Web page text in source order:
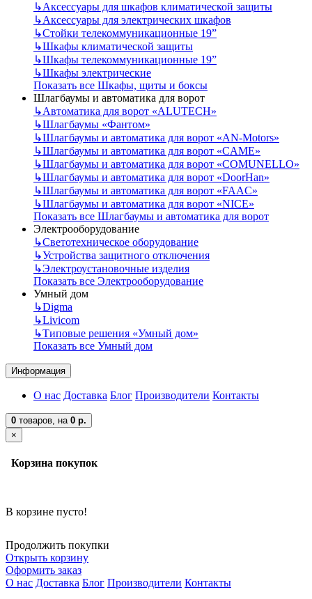
↳Аксессуары для шкафов климатической защиты
↳Аксессуары для электрических шкафов
↳Стойки телекоммуникационные 19”
↳Шкафы климатической защиты
↳Шкафы телекоммуникационные 19”
↳Шкафы электрические
Показать все Шкафы, щиты и боксы
Шлагбаумы и автоматика для ворот
↳Автоматика для ворот «ALUTECH»
↳Шлагбаумы «Фантом»
↳Шлагбаумы и автоматика для ворот «AN-Motors»
↳Шлагбаумы и автоматика для ворот «CAME»
↳Шлагбаумы и автоматика для ворот «COMUNELLO»
↳Шлагбаумы и автоматика для ворот «DoorHan»
↳Шлагбаумы и автоматика для ворот «FAAC»
↳Шлагбаумы и автоматика для ворот «NICE»
Показать все Шлагбаумы и автоматика для ворот
Электрооборудование
↳Светотехническое оборудование
↳Устройства защитного отключения
↳Электроустановочные изделия
Показать все Электрооборудование
Умный дом
↳Digma
↳Livicom
↳Типовые решения «Умный дом»
Показать все Умный дом
Информация
О нас Доставка Блог Производители Контакты
0 товаров, на 0 р.
×
Корзина покупок
В корзине пусто!
Продолжить покупки
Открыть корзину
Оформить заказ
О нас Доставка Блог Производители Контакты